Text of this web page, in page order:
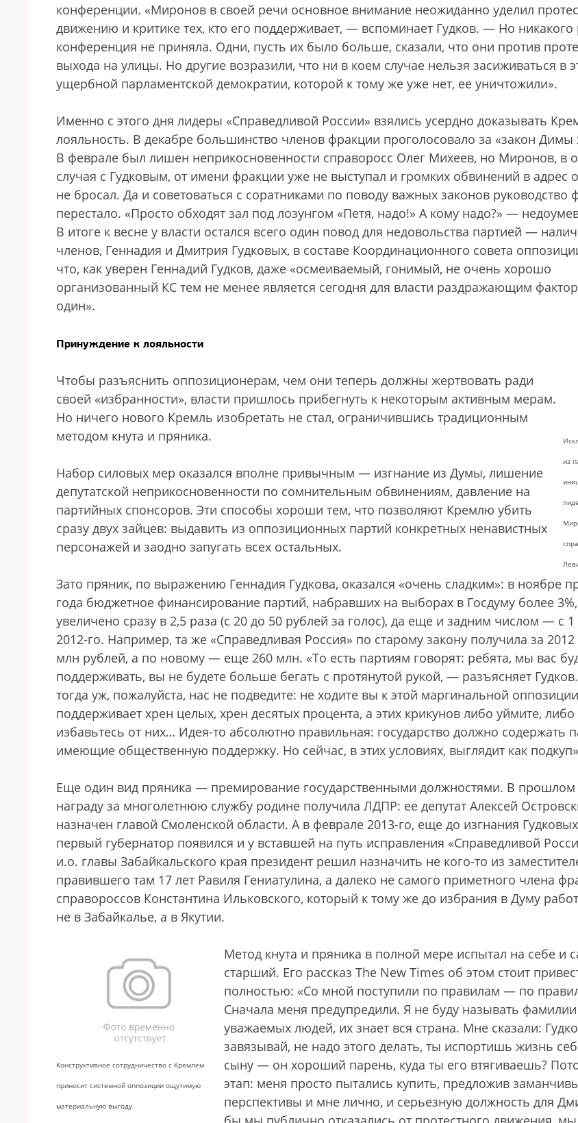
конференции. «Миронов в своей речи основное внимание неожиданно уделил
движению и критике тех, кто его поддерживает, — вспоминает Гудков. — Но
конференция не приняла. Одни, пусть их было больше, сказали, что они против
выхода на улицы. Но другие возразили, что ни в коем случае нельзя засиживаться в
ущербной парламентской демократии, которой к тому же уже нет, ее уничтожили».
Именно с этого дня лидеры «Справедливой России» взялись усердно доказывать
лояльность. В декабре большинство членов фракции проголосовало за «закон Димы
В феврале был лишен неприкосновенности справоросс Олег Михеев, но Миронов, в
случая с Гудковым, от имени фракции уже не выступал и громких обвинений в адрес
не бросал. Да и советоваться с соратниками по поводу важных законов руководство
перестало. «Просто обходят зал под лозунгом «Петя, надо!» А кому надо?» —
В итоге к весне у власти остался всего один повод для недовольства партией —
членов, Геннадия и Дмитрия Гудковых, в составе Координационного совета
что, как уверен Геннадий Гудков, даже «осмеиваемый, гонимый, не очень хорошо
организованный КС тем не менее является сегодня для власти раздражающим
один».
Принуждение к лояльности
из
Чтобы разъяснить оппозиционерам, чем они теперь должны жертвовать ради
своей «избранности», власти пришлось прибегнуть к некоторым активным мерам.
Но ничего нового Кремль изобретать не стал, ограничившись традиционным
методом кнута и пряника.
Набор силовых мер оказался вполне привычным — изгнание из Думы, лишение
депутатской неприкосновенности по сомнительным обвинениям, давление на
партийных спонсоров. Эти способы хороши тем, что позволяют Кремлю убить
сразу двух зайцев: выдавить из оппозиционных партий конкретных ненавистных
персонажей и заодно запугать всех остальных.
Зато пряник, по выражению Геннадия Гудкова, оказался «очень сладким»: в ноябре
года бюджетное финансирование партий, набравших на выборах в Госдуму более
увеличено сразу в 2,5 раза (с 20 до 50 рублей за голос), да еще и задним числом — с 1
2012-го. Например, та же «Справедливая Россия» по старому закону получила за 2012
млн рублей, а по новому — еще 260 млн. «То есть партиям говорят: ребята, мы вас
поддерживать, вы не будете больше бегать с протянутой рукой, — разъясняет
тогда уж, пожалуйста, нас не подведите: не ходите вы к этой маргинальной
поддерживает хрен целых, хрен десятых процента, а этих крикунов либо уймите, либо
избавьтесь от них… Идея-то абсолютно правильная: государство должно содержать
имеющие общественную поддержку. Но сейчас, в этих условиях, выглядит как
Еще один вид пряника — премирование государственными должностями. В прошлом
награду за многолетнюю службу родине получила ЛДПР: ее депутат Алексей
назначен главой Смоленской области. А в феврале 2013-го, еще до изгнания
первый губернатор появился и у вставшей на путь исправления «Справедливой
и.о. главы Забайкальского края президент решил назначить не кого-то из
правившего там 17 лет Равиля Гениатулина, а далеко не самого приметного члена
справороссов Константина Ильковского, который к тому же до избрания в Думу
не в Забайкалье, а в Якутии.
Конструктивное сотрудничество с Кремлем
приносит системной оппозиции ощутимую
материальную выгоду
Метод кнута и пряника в полной мере испытал на себе и
старший. Его рассказ The New Times об этом стоит
полностью: «Со мной поступили по правилам — по
Сначала меня предупредили. Я не буду называть фамилии
уважаемых людей, их знает вся страна. Мне сказали:
завязывай, не надо этого делать, ты испортишь жизнь
сыну — он хороший парень, куда ты его втягиваешь?
этап: меня просто пытались купить, предложив
перспективы и мне лично, и серьезную должность для